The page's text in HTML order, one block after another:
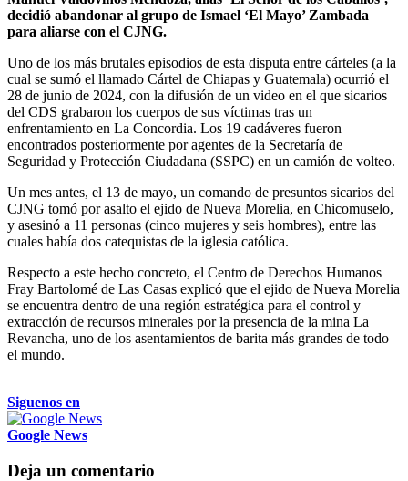
decidió abandonar al grupo de Ismael ‘El Mayo’ Zambada
para aliarse con el CJNG.
Uno de los más brutales episodios de esta disputa entre cárteles (a la
cual se sumó el llamado Cártel de Chiapas y Guatemala) ocurrió el
28 de junio de 2024, con la difusión de un video en el que sicarios
del CDS grabaron los cuerpos de sus víctimas tras un
enfrentamiento en La Concordia. Los 19 cadáveres fueron
encontrados posteriormente por agentes de la Secretaría de
Seguridad y Protección Ciudadana (SSPC) en un camión de volteo.
Un mes antes, el 13 de mayo, un comando de presuntos sicarios del
CJNG tomó por asalto el ejido de Nueva Morelia, en Chicomuselo,
y asesinó a 11 personas (cinco mujeres y seis hombres), entre las
cuales había dos catequistas de la iglesia católica.
Respecto a este hecho concreto, el Centro de Derechos Humanos
Fray Bartolomé de Las Casas explicó que el ejido de Nueva Morelia
se encuentra dentro de una región estratégica para el control y
extracción de recursos minerales por la presencia de la mina La
Revancha, uno de los asentamientos de barita más grandes de todo
el mundo.
Siguenos en
Google News
Deja un comentario